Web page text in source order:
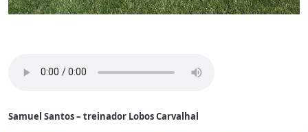
Samuel Santos – treinador Lobos Carvalhal